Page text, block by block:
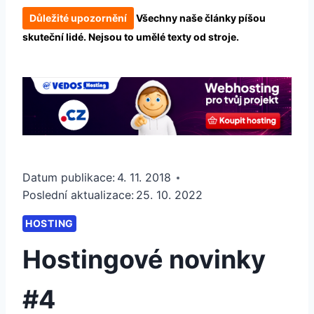
Důležité upozornění
Všechny naše články píšou
skuteční lidé. Nejsou to umělé texty od stroje.
Datum publikace: 4. 11. 2018
Poslední aktualizace: 25. 10. 2022
HOSTING
Hostingové novinky
#4